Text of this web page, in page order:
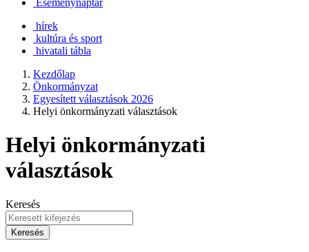
Eseménynaptár
hírek
kultúra és sport
hivatali tábla
Kezdőlap
Önkormányzat
Egyesített választások 2026
Helyi önkormányzati választások
Helyi önkormányzati
választások
Keresés
Keresés